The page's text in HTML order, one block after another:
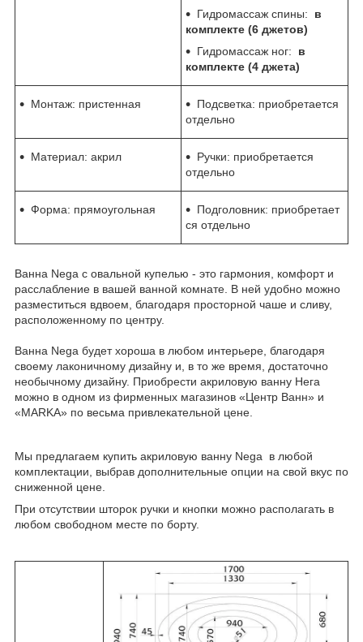
Гидромассаж спины: в
комплекте (6 джетов)
Гидромассаж ног: в
комплекте (4 джета)
Монтаж: пристенная
Подсветка: приобретается
отдельно
Материал: акрил
Ручки: приобретается
отдельно
Форма: прямоугольная
Подголовник: приобретает
ся отдельно
Ванна Nega с овальной купелью - это гармония, комфорт и
расслабление в вашей ванной комнате. В ней удобно можно
разместиться вдвоем, благодаря просторной чаше и сливу,
расположенному по центру.
Ванна Nega будет хороша в любом интерьере, благодаря
своему лаконичному дизайну и, в то же время, достаточно
необычному дизайну. Приобрести акриловую ванну Нега
можно в одном из фирменных магазинов «Центр Ванн» и
«MARKA» по весьма привлекательной цене.
Мы предлагаем купить акриловую ванну Nega в любой
комплектации, выбрав дополнительные опции на свой вкус по
сниженной цене.
При отсутствии шторок ручки и кнопки можно располагать в
любом свободном месте по борту.